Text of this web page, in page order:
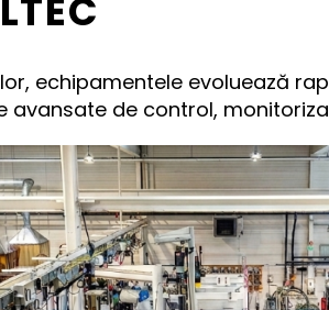
echipamentele evoluează
avansate de control,